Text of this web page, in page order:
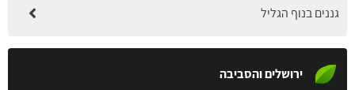
גננים בנוף הגליל
ירושלים והסביבה